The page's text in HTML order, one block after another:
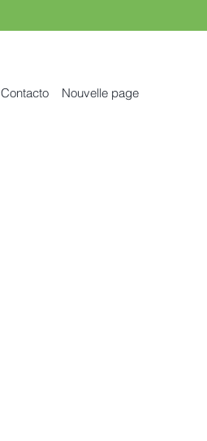
Contacto Nouvelle page